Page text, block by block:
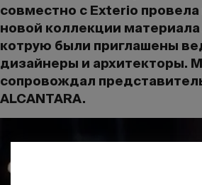
совместно с Exterio
новой коллекции материала
котрую были приглашены
дизайнеры и архитекторы.
сопровождал
ALCANTARA.